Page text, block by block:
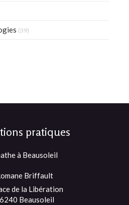
(39)
pratiques
à Beausoleil
Briffault
de la Libération
Beausoleil